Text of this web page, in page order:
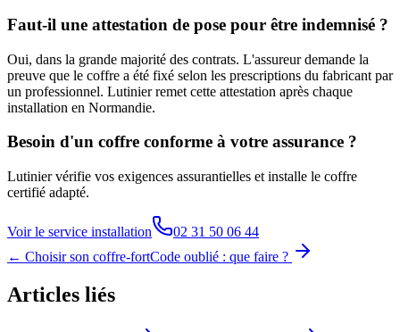
Faut-il une attestation de pose pour être indemnisé ?
Oui, dans la grande majorité des contrats. L'assureur demande la
preuve que le coffre a été fixé selon les prescriptions du fabricant par
un professionnel. Lutinier remet cette attestation après chaque
installation en Normandie.
Besoin d'un coffre conforme à votre assurance ?
Lutinier vérifie vos exigences assurantielles et installe le coffre
certifié adapté.
Voir le service installation
02 31 50 06 44
← Choisir son coffre-fortCode oublié : que faire ?
Articles liés